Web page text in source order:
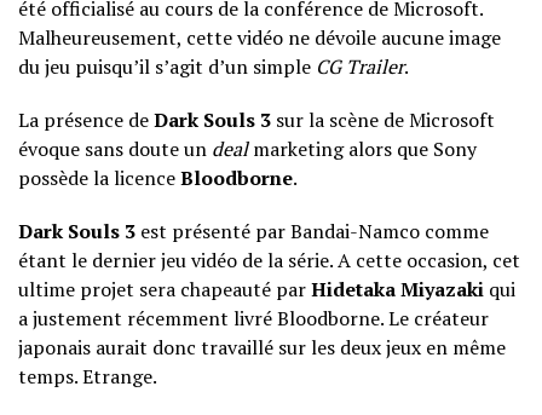
été officialisé au cours de la conférence de Microsoft.
Malheureusement, cette vidéo ne dévoile aucune image
du jeu puisqu’il s’agit d’un simple CG Trailer.
La présence deDark Souls 3 sur la scène de Microsoft
évoque sans doute un dealmarketing alors que Sony
possède la licenceBloodborne.
Dark Souls 3 est présenté par Bandai-Namco comme
étant le dernier jeu vidéo de la série. A cette occasion, cet
ultime projet sera chapeauté parHidetaka Miyazaki qui
a justement récemment livré Bloodborne. Le créateur
japonais aurait donc travaillé sur les deux jeux en même
temps. Etrange.